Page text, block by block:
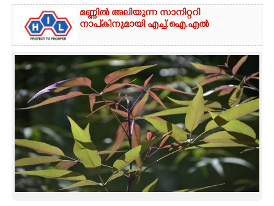
മണ്ണിൽ അലിയുന്ന സാനിറ്ററി
നാപ്കിനുമായി എച്ച്.ഐ.എൽ